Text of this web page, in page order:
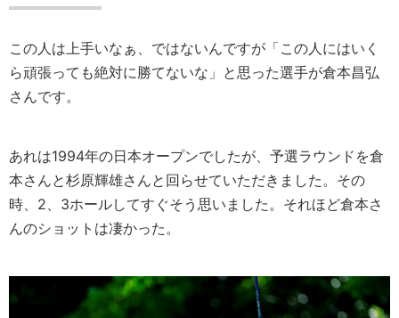
この人は上手いなぁ、ではないんですが「この人にはいく
ら頑張っても絶対に勝てないな」と思った選手が倉本昌弘
さんです。
あれは1994年の日本オープンでしたが、予選ラウンドを倉
本さんと杉原輝雄さんと回らせていただきました。その
時、2、3ホールしてすぐそう思いました。それほど倉本さ
んのショットは凄かった。